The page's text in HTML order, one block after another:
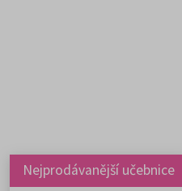
Nejprodávanější učebnice